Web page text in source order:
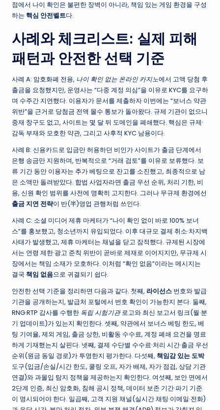
점에서 나이 확인은 불편한 장벽이 아니라, 책임 있는 게임 환경을 구성
하는 핵심 안전벨트다.
사례와 체크리스트: 실제 피해
패턴과 안전한 선택 기준
사례 A: 암호화폐 전용, 나이 확인 없는 온라인 카지노에서 고액 당첨 후
출금을 요청했지만, 운영사는 “다중 계정 의심”을 이유로 KYC를 요구하
며 수주간 지연했다. 이용자가 문서를 제출하자 이번에는 “보너스 약관
위반”을 근거로 당첨금 전액 몰수 통보가 돌아왔다. 규제 기관이 없으니
중재 창구도 없고, 사이트는 몇 달 뒤 도메인을 폐쇄했다. 핵심은 규제·
감독 부재와 모호한 약관, 그리고 사후적 KYC 남용이다.
사례 B: 신용카드로 입금만 허용하던 비인가 사이트가 출금 단계에서
은행 송금만 지원하며, 반복적으로 “거래 검토”를 이유로 보류했다. 보
류 기간 동안 이용자는 추가 베팅으로 잔고를 소진했고, 최종적으로 남
은 소액만 돌려받았다. 합법 사업자라면 출금 우선 순위, 처리 기한, 비
용, 신원 확인 범위를 사전에 명확히 고지한다. 그러나 무규제 환경에선
출금 지연 전략이 반(半)영업 관행처럼 쓰인다.
사례 C: 소셜 미디어 제휴 마케터가 “나이 확인 없이 바로 100% 보너
스”를 홍보했고, 청소년까지 유입되었다. 이후 대규모 결제 취소·차지백
사태가 발생했고, 제휴 마케터는 채널을 닫고 잠적했다. 규제된 시장에
서는 연령 제한·광고 준칙 위반이 곧바로 제재로 이어지지만, 무규제 시
장에서는 책임 소재가 모호하다. 이처럼 “확인 없음”이라는 메시지는
결국 책임 없음으로 귀결되기 쉽다.
안전한 선택 기준을 정리하면 다음과 같다. 첫째, 라이선스 번호와 발급
기관을 공개하는지, 발급처 포털에서 번호 확인이 가능한지 본다. 둘째,
RNG·RTP 감사를 수행한 독립 시험기관로고와 최신 보고서 링크(월·분
기 업데이트)가 있는지 확인한다. 셋째, 약관에서 보너스 베팅 한도, 베
팅 기여율, 제외 게임, 출금 상한, 비활동 수수료, 계정 폐쇄 요건을 명료
하게 기재했는지 살핀다. 넷째, 결제 수단별 수수료·처리 시간·출금 우선
순위(원금 동일 경로)가 투명한지 평가한다. 다섯째, 책임감 있는 도박
도구(입금/손실/시간 한도, 쿨링 오프, 자가 배제, 자가 점검, 상담 기관
연결)와 과몰입 탐지 정책을 제공하는지 확인한다. 여섯째, 보안 면에서
2단계 인증, 최신 암호화, 침해 공시 정책, 데이터 보존 기간·파기 기준
이 명시되어야 한다. 일곱째, 고객 지원 채널(실시간 채팅·이메일·전화)